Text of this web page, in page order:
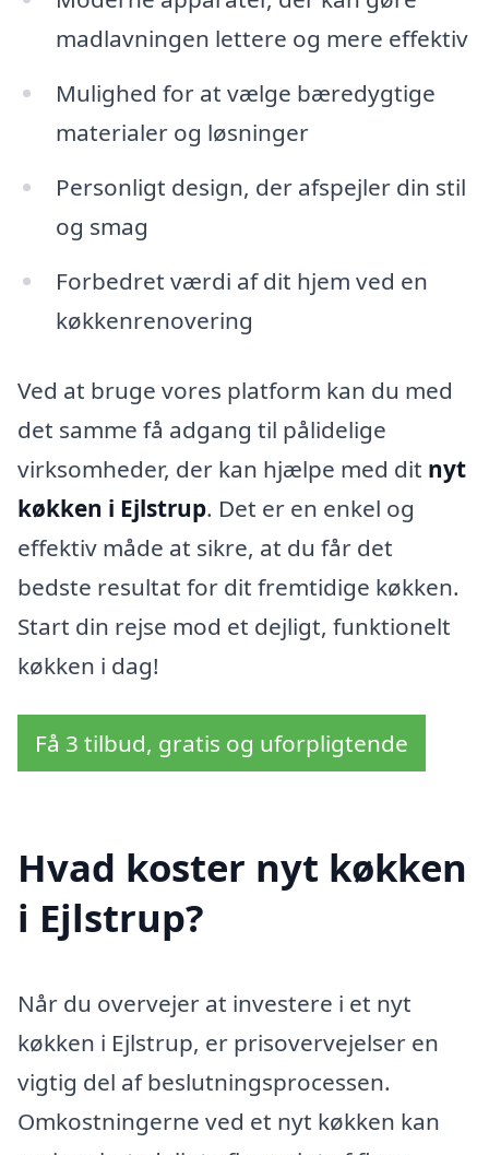
madlavningen lettere og mere effektiv
Mulighed for at vælge bæredygtige
materialer og løsninger
Personligt design, der afspejler din stil
og smag
Forbedret værdi af dit hjem ved en
køkkenrenovering
Ved at bruge vores platform kan du med
det samme få adgang til pålidelige
virksomheder, der kan hjælpe med dit nyt
køkken i Ejlstrup. Det er en enkel og
effektiv måde at sikre, at du får det
bedste resultat for dit fremtidige køkken.
Start din rejse mod et dejligt, funktionelt
køkken i dag!
Få 3 tilbud, gratis og uforpligtende
Hvad koster nyt køkken
i Ejlstrup?
Når du overvejer at investere i et nyt
køkken i Ejlstrup, er prisovervejelser en
vigtig del af beslutningsprocessen.
Omkostningerne ved et nyt køkken kan